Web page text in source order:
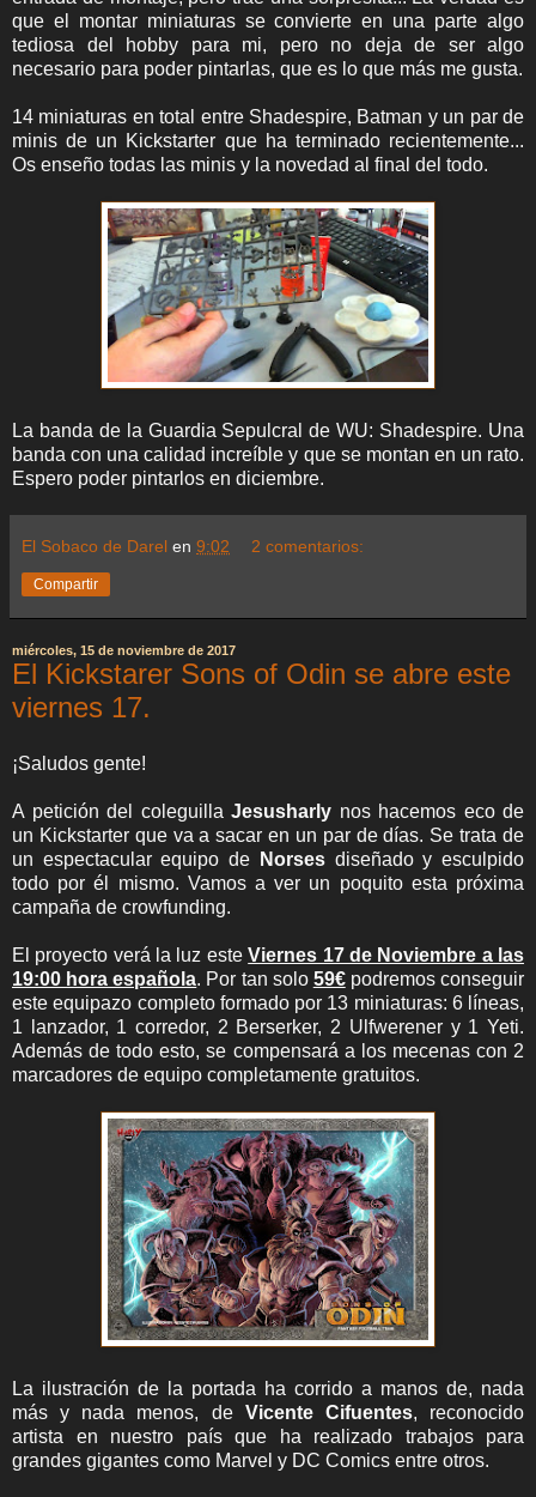
que el montar miniaturas se convierte en una parte algo
tediosa del hobby para mi, pero no deja de ser algo
necesario para poder pintarlas, que es lo que más me gusta.
14 miniaturas en total entre Shadespire, Batman y un par de
minis de un Kickstarter que ha terminado recientemente...
Os enseño todas las minis y la novedad al final del todo.
La banda de la Guardia Sepulcral de WU: Shadespire. Una
banda con una calidad increíble y que se montan en un rato.
Espero poder pintarlos en diciembre.
El Sobaco de Darel en 9:02 2 comentarios:
Compartir
miércoles, 15 de noviembre de 2017
El Kickstarer Sons of Odin se abre este
viernes 17.
¡Saludos gente!
A petición del coleguilla Jesusharly nos hacemos eco de
un Kickstarter que va a sacar en un par de días. Se trata de
un espectacular equipo de
Norsesdiseñado y esculpido
todo por él mismo. Vamos a ver un poquito esta próxima
campaña de crowfunding.
El proyecto verá la luz esteViernes 17 de Noviembre a las
19:00 hora española. Por tan solo 59€podremos conseguir
este equipazo completo formado por 13 miniaturas: 6 líneas,
1 lanzador, 1 corredor, 2 Berserker, 2 Ulfwerener y 1 Yeti.
Además de todo esto, se compensará a los mecenas con 2
marcadores de equipo completamente gratuitos.
La ilustración de la portada ha corrido a manos de, nada
más y nada menos, de Vicente Cifuentes, reconocido
artista en nuestro país que ha realizado trabajos para
grandes gigantes como Marvel y DC Comics entre otros.